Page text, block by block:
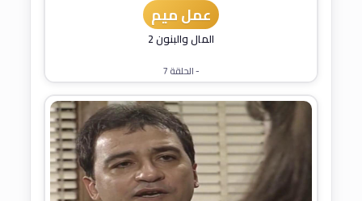
عمل ميم
المال والبنون 2
- الحلقة 7